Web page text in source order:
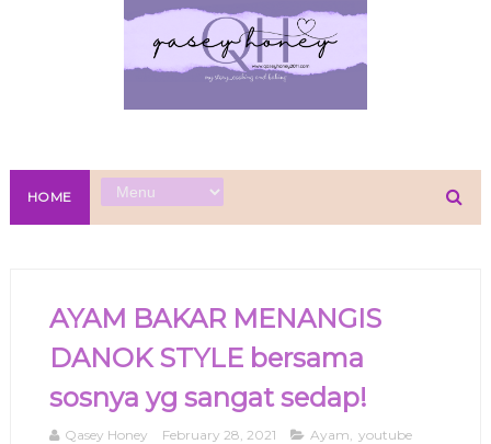
HOME
AYAM BAKAR MENANGIS
DANOK STYLE bersama
sosnya yg sangat sedap!
Qasey Honey February 28, 2021 Ayam youtube